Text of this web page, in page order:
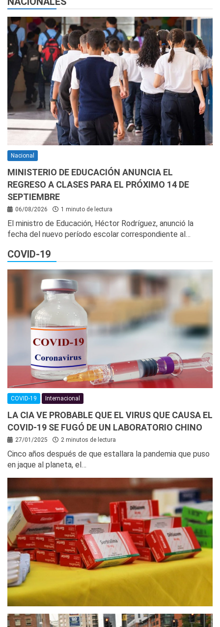
Nacional
MINISTERIO DE EDUCACIÓN ANUNCIA EL
REGRESO A CLASES PARA EL PRÓXIMO 14 DE
SEPTIEMBRE
06/08/2026 1 minuto de lectura
El ministro de Educación, Héctor Rodríguez, anunció la
fecha del nuevo período escolar correspondiente al…
COVID-19
COVID-19 Internacional
LA CIA VE PROBABLE QUE EL VIRUS QUE CAUSA EL
COVID-19 SE FUGÓ DE UN LABORATORIO CHINO
27/01/2025 2 minutos de lectura
Cinco años después de que estallara la pandemia que puso
en jaque al planeta, el…